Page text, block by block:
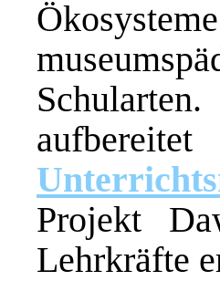
Projekt
Lehrkräfte